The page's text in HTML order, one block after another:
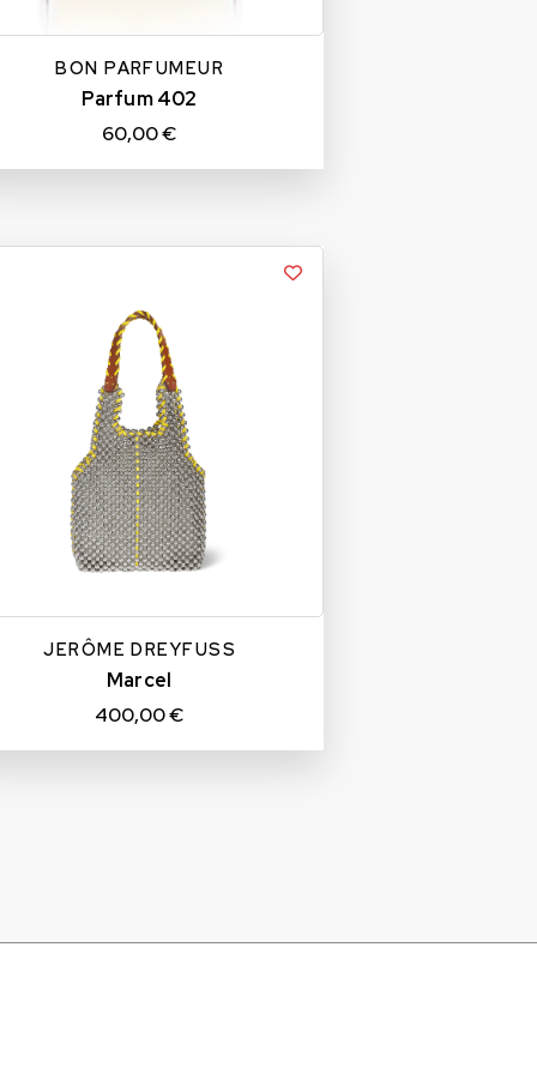
BON PARFUMEUR
Parfum 402
60,00 €
JERÔME DREYFUSS
Marcel
400,00 €